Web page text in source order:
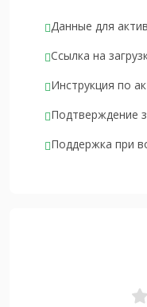
Данные для
Ссылка на
Инструкция по
Подтверждение
Поддержка при